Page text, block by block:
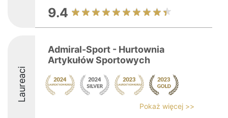
9.4
Laureaci
Admiral-Sport - Hurtownia
Artykułów Sportowych
Pokaż więcej >>